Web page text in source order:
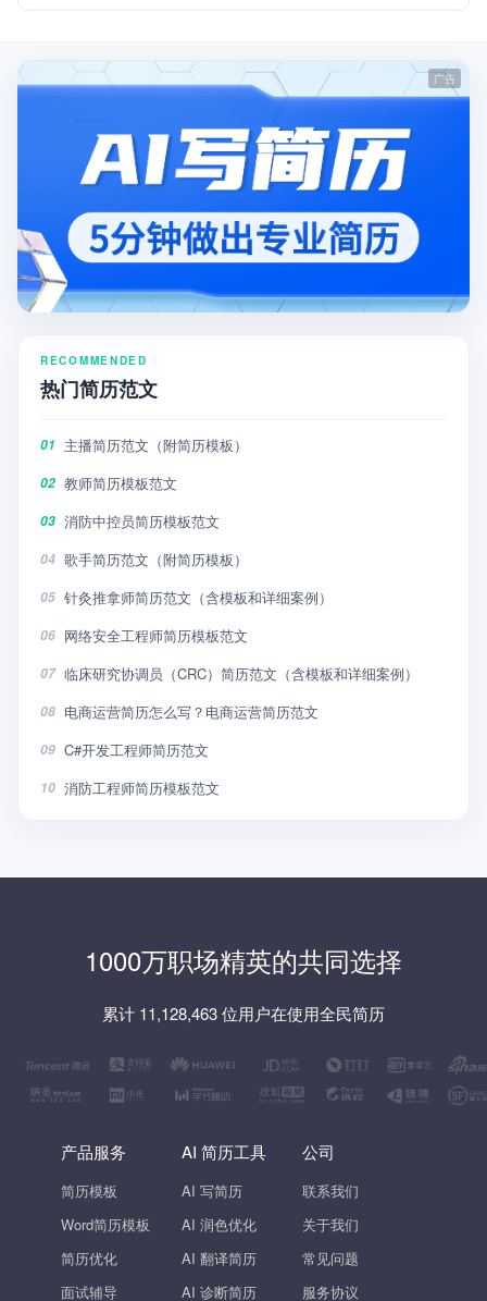
RECOMMENDED
热门简历范文
01 主播简历范文（附简历模板）
02 教师简历模板范文
03 消防中控员简历模板范文
04 歌手简历范文（附简历模板）
05 针灸推拿师简历范文（含模板和详细案例）
06 网络安全工程师简历模板范文
07 临床研究协调员（CRC）简历范文（含模板和详细案例）
08 电商运营简历怎么写？电商运营简历范文
09 C#开发工程师简历范文
10 消防工程师简历模板范文
1000万职场精英的共同选择
累计 11,128,463 位用户在使用全民简历
产品服务
简历模板
Word简历模板
简历优化
面试辅导
AI 简历工具
AI 写简历
AI 润色优化
AI 翻译简历
AI 诊断简历
公司
联系我们
关于我们
常见问题
服务协议